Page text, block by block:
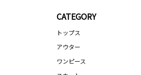
CATEGORY
トップス
アウター
ワンピース